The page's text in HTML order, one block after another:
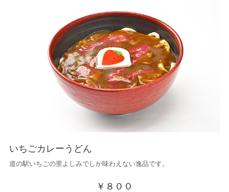
いちごカレーうどん
道の駅いちごの里よしみでしか味わえない逸品です。
￥８００